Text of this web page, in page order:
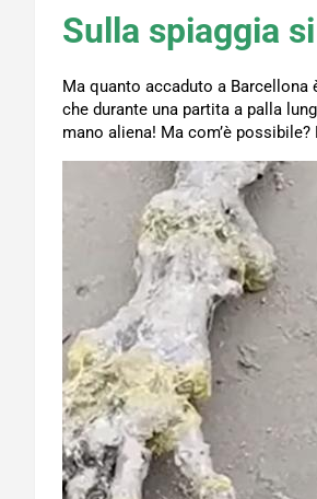
Sulla spiaggia
Ma quanto accaduto a
che durante una partita a palla
mano aliena! Ma com’è